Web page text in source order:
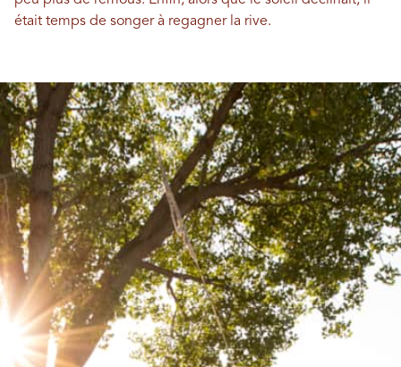
était temps de songer à regagner la rive.